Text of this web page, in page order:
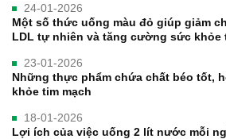
24-01-2026
Một số thức uống màu đỏ giúp giảm
LDL tự nhiên và tăng cường sức khỏe
23-01-2026
Những thực phẩm chứa chất béo tốt,
khỏe tim mạch
18-01-2026
Lợi ích của việc uống 2 lít nước mỗi